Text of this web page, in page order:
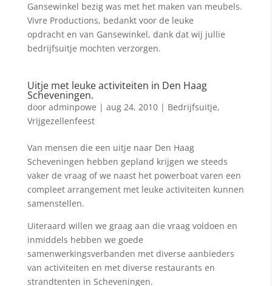
Gansewinkel bezig was met het maken van meubels.
Vivre Productions, bedankt voor de leuke
opdracht en van Gansewinkel, dank dat wij jullie
bedrijfsuitje mochten verzorgen.
Uitje met leuke activiteiten in Den Haag
Scheveningen.
door adminpowe | aug 24, 2010| Bedrijfsuitje,
Vrijgezellenfeest
Van mensen die een uitje naar Den Haag
Scheveningen hebben gepland krijgen we steeds
vaker de vraag of we naast het powerboat varen een
compleet arrangement met leuke activiteiten kunnen
samenstellen.
Uiteraard willen we graag aan die vraag voldoen en
inmiddels hebben we goede
samenwerkingsverbanden met diverse aanbieders
van activiteiten en met diverse restaurants en
strandtenten in Scheveningen.